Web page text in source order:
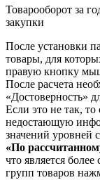
Товарооборот за
закупки
После установки
товары, для
правую кнопку
После расчета
«Достоверность»
Если это не так, то
недостающую
значений уровней
«По
что является
групп товаров